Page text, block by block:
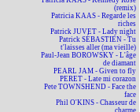
(remix)
Patricia KAAS - Regarde les
riches
Patrick JUVET - Lady night
Patrick SÉBASTIEN - Tu
t'laisses aller (ma vieille)
Paul-Jean BOROWSKY - L'âge
de diamant
PEARL JAM - Given to fly
PERET - Late mi corazon
Pete TOWNSHEND - Face the
face
Phil O'KINS - Chasseur de
charme